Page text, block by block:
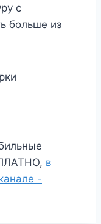
с
больше из
в
-